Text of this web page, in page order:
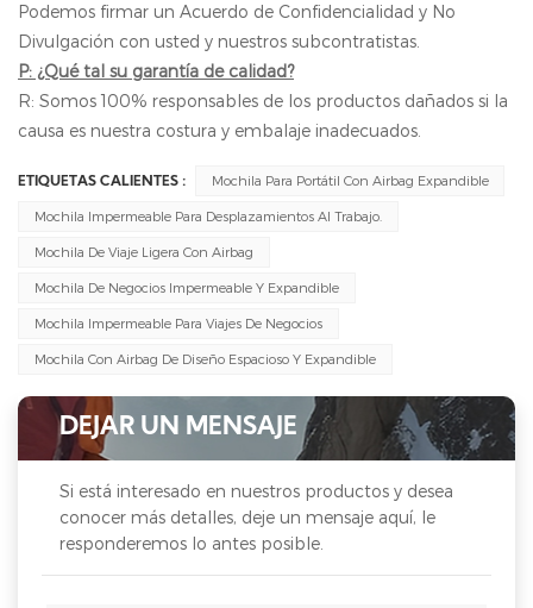
Podemos firmar un Acuerdo de Confidencialidad y No
Divulgación con usted y nuestros subcontratistas.
P: ¿Qué tal su garantía de calidad?
R: Somos 100% responsables de los productos dañados si la
causa es nuestra costura y embalaje inadecuados.
ETIQUETAS CALIENTES : Mochila Para Portátil Con Airbag Expandible
Mochila Impermeable Para Desplazamientos Al Trabajo.
Mochila De Viaje Ligera Con Airbag
Mochila De Negocios Impermeable Y Expandible
Mochila Impermeable Para Viajes De Negocios
Mochila Con Airbag De Diseño Espacioso Y Expandible
DEJAR UN MENSAJE
Si está interesado en nuestros productos y desea
conocer más detalles, deje un mensaje aquí, le
responderemos lo antes posible.